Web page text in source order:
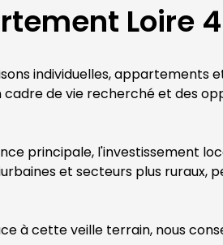
Loire
individuelles, appartements
de vie recherché et des
principale, l'investissement
et secteurs plus ruraux,
à cette veille terrain, nous